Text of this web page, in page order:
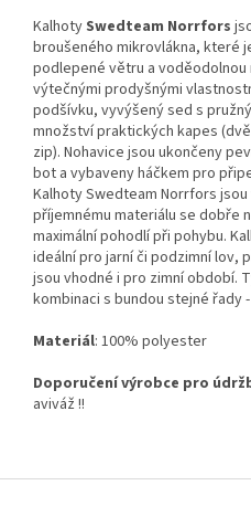
KalhotySwedteam Norrfors
broušeného mikrovlákna, které
podlepené větru a voděodolnou
výtečnými prodyšnými
podšívku, vyvýšený sed s
množství praktických kapes
zip). Nohavice jsou ukončeny
bot a vybaveny háčkem pro
Kalhoty Swedteam Norrfors
příjemnému materiálu se dobře
maximální pohodlí při pohybu.
ideální pro jarní či podzimní lov,
jsou vhodné i pro zimní období.
kombinaci s bundou stejné řady -
Materiál: 100% polyester
Doporučení výrobce pro
aviváž !!